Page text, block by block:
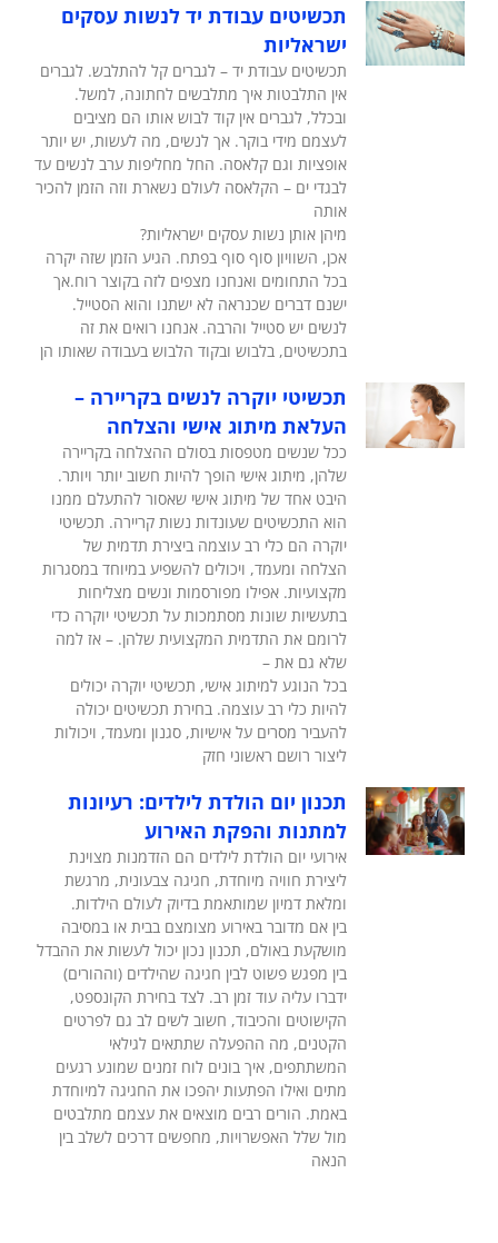
תכשיטים עבודת יד לנשות עסקים
ישראליות
תכשיטים עבודת יד – לגברים קל להתלבש. לגברים
אין התלבטות איך מתלבשים לחתונה, למשל.
ובכלל, לגברים אין קוד לבוש אותו הם מציבים
לעצמם מידי בוקר. אך לנשים, מה לעשות, יש יותר
אופציות וגם קלאסה. החל מחליפות ערב לנשים עד
לבגדי ים – הקלאסה לעולם נשארת וזה הזמן להכיר
אותה
מיהן אותן נשות עסקים ישראליות?
אכן, השוויון סוף סוף בפתח. הגיע הזמן שזה יקרה
בכל התחומים ואנחנו מצפים לזה בקוצר רוח.אך
ישנם דברים שכנראה לא ישתנו והוא הסטייל.
לנשים יש סטייל והרבה. אנחנו רואים את זה
בתכשיטים, בלבוש ובקוד הלבוש בעבודה שאותו הן
תכשיטי יוקרה לנשים בקריירה –
העלאת מיתוג אישי והצלחה
ככל שנשים מטפסות בסולם ההצלחה בקריירה
שלהן, מיתוג אישי הופך להיות חשוב יותר ויותר.
היבט אחד של מיתוג אישי שאסור להתעלם ממנו
הוא התכשיטים שעונדות נשות קריירה. תכשיטי
יוקרה הם כלי רב עוצמה ביצירת תדמית של
הצלחה ומעמד, ויכולים להשפיע במיוחד במסגרות
מקצועיות. אפילו מפורסמות ונשים מצליחות
בתעשיות שונות מסתמכות על תכשיטי יוקרה כדי
לרומם את התדמית המקצועית שלהן. – אז למה
שלא גם את –
בכל הנוגע למיתוג אישי, תכשיטי יוקרה יכולים
להיות כלי רב עוצמה. בחירת תכשיטים יכולה
להעביר מסרים על אישיות, סגנון ומעמד, ויכולות
ליצור רושם ראשוני חזק
תכנון יום הולדת לילדים: רעיונות
למתנות והפקת האירוע
אירועי יום הולדת לילדים הם הזדמנות מצוינת
ליצירת חוויה מיוחדת, חגיגה צבעונית, מרגשת
ומלאת דמיון שמותאמת בדיוק לעולם הילדות.
בין אם מדובר באירוע מצומצם בבית או במסיבה
מושקעת באולם, תכנון נכון יכול לעשות את ההבדל
בין מפגש פשוט לבין חגיגה שהילדים (וההורים)
ידברו עליה עוד זמן רב. לצד בחירת הקונספט,
הקישוטים והכיבוד, חשוב לשים לב גם לפרטים
הקטנים, מה ההפעלה שתתאים לגילאי
המשתתפים, איך בונים לוח זמנים שמונע רגעים
מתים ואילו הפתעות יהפכו את החגיגה למיוחדת
באמת. הורים רבים מוצאים את עצמם מתלבטים
מול שלל האפשרויות, מחפשים דרכים לשלב בין
הנאה